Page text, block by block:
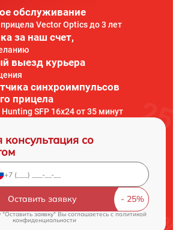
обслуживание
Vector Optics до 3 лет
за наш счет,
выезд курьера
синхроимпульсов
прицела
SFP 16x24 от 35 минут
консультация со
Оставить заявку
заявку" Вы соглашаетесь c политикой
конфиденциальности